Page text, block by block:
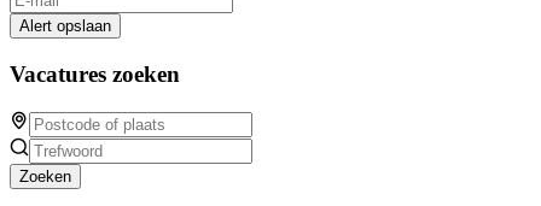
Alert opslaan
Vacatures zoeken
Zoeken